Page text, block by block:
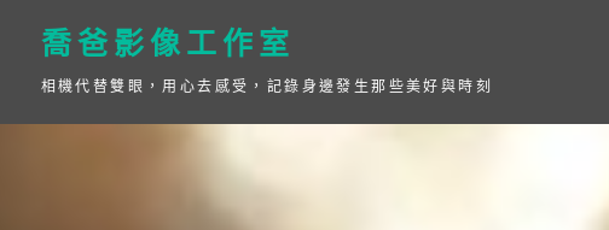
content
喬爸影像工作室
相機代替雙眼，用心去感受，記錄身邊發生那些美好與時刻